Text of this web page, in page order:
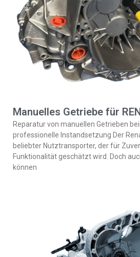
Manuelles Getriebe für
Reparatur von manuellen Getrieben
professionelle Instandsetzung Der
beliebter Nutztransporter, der für
Funktionalität geschätzt wird. Doch
können